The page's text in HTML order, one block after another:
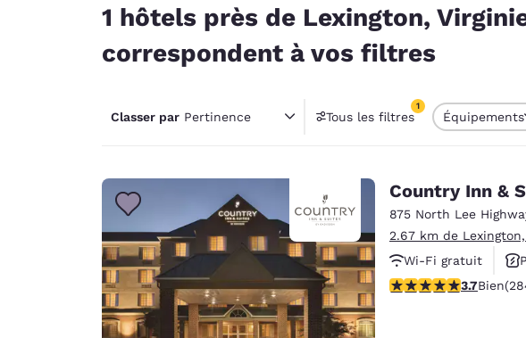
Amériques
United States
América Latina
Canada
Europe
Deutschland
Deutsch
Spain
1 hôtels près de Lexington,
correspondent à vos filtres
Classer par Pertinence Tous les filtres
1
1 filtre sélectionné
Équipements
Country Inn &
875 North Lee
2.67 km de
Wi-Fi gratuit
3.68 étoiles. Bien.
3.7Bien